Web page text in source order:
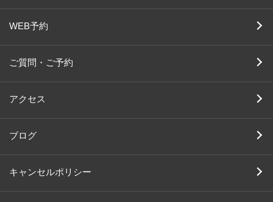
WEB予約
ご質問・ご予約
アクセス
ブログ
キャンセルポリシー